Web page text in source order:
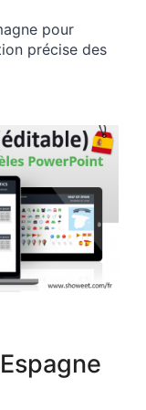
pour
précise des